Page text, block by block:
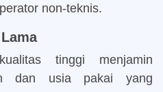
non-teknis.
tinggi menjamin
dan usia pakai yang